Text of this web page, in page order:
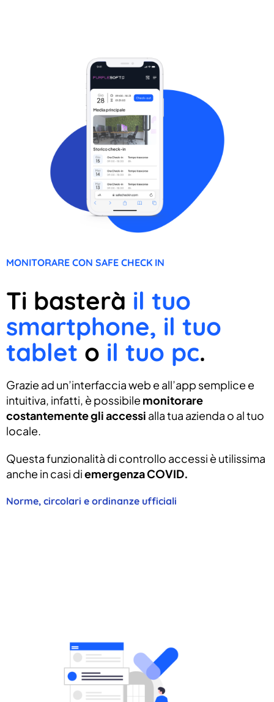
MONITORARE CON SAFE CHECK IN
Ti basterà il tuo
smartphone, il tuo
tablet o il tuo pc.
Grazie ad un’interfaccia web e all’app semplice e
intuitiva, infatti, è possibile monitorare
costantemente gli accessi alla tua azienda o al tuo
locale.
Questa funzionalità di controllo accessi è utilissima
anche in casi diemergenza COVID.
Norme, circolari e ordinanze ufficiali